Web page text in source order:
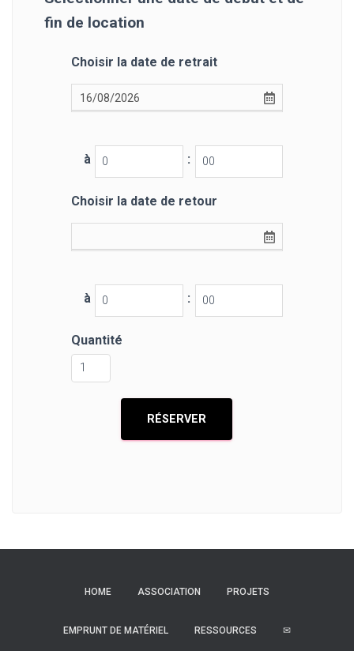
fin de location
Choisir la date de retrait
à :
Choisir la date de retour
à :
Quantité
HOME ASSOCIATION PROJETS
EMPRUNT DE MATÉRIEL RESSOURCES ✉